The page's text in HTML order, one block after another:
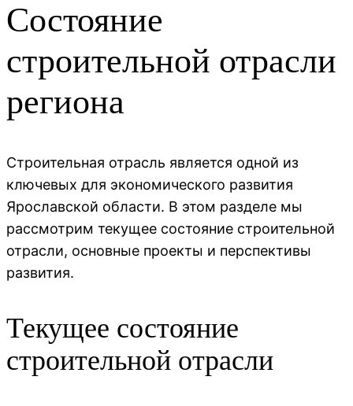
Состояние
строительной отрасли
региона
Строительная отрасль является одной из
ключевых для экономического развития
Ярославской области. В этом разделе мы
рассмотрим текущее состояние строительной
отрасли, основные проекты и перспективы
развития.
Текущее состояние
строительной отрасли